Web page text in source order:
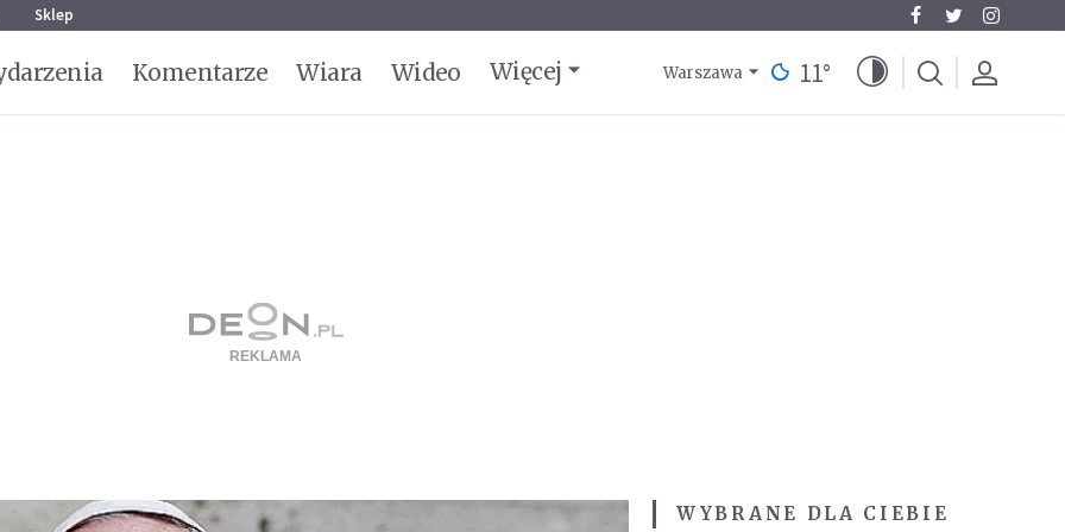
Sklep
Komentarze Wiara Wideo Więcej Warszawa 11°
WYBRANE DLA CIEBIE